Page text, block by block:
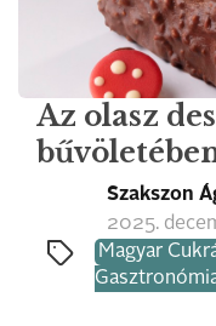
Az olasz
Szakszon
2025.
Magyar